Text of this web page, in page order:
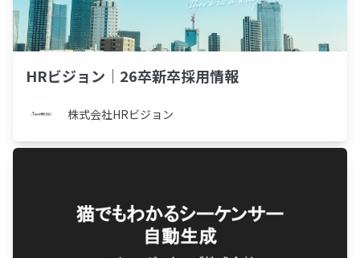
HRビジョン｜26卒新卒採用情報
株式会社HRビジョン